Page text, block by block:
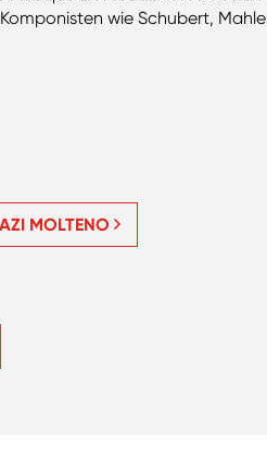
wie Schubert,
MOLTENO